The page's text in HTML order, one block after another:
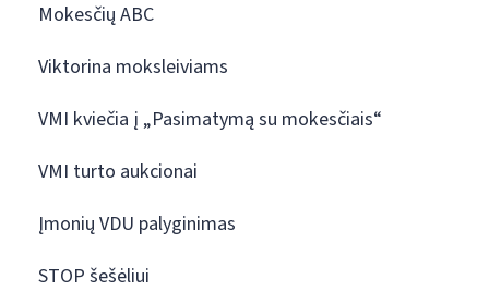
Mokesčių ABC
Viktorina moksleiviams
VMI kviečia į „Pasimatymą su mokesčiais“
VMI turto aukcionai
Įmonių VDU palyginimas
STOP šešėliui